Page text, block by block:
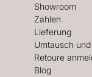
Showroom
Zahlen
Lieferung
Umtausch
Retoure
Blog